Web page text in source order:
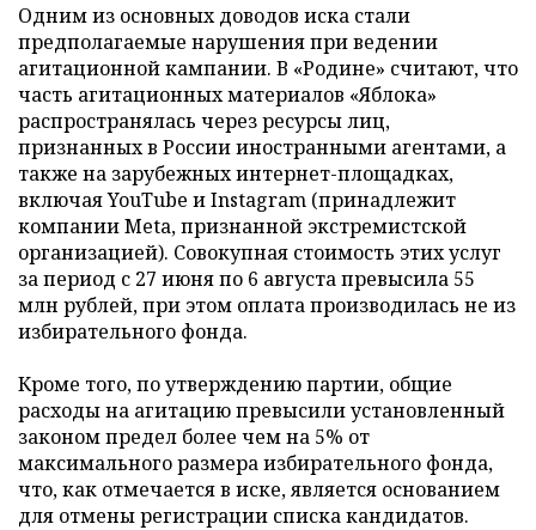
Одним из основных доводов иска стали
предполагаемые нарушения при ведении
агитационной кампании. В «Родине» считают, что
часть агитационных материалов «Яблока»
распространялась через ресурсы лиц,
признанных в России иностранными агентами, а
также на зарубежных интернет-площадках,
включая YouTube и Instagram (принадлежит
компании Meta, признанной экстремистской
организацией). Совокупная стоимость этих услуг
за период с 27 июня по 6 августа превысила 55
млн рублей, при этом оплата производилась не из
избирательного фонда.
Кроме того, по утверждению партии, общие
расходы на агитацию превысили установленный
законом предел более чем на 5% от
максимального размера избирательного фонда,
что, как отмечается в иске, является основанием
для отмены регистрации списка кандидатов.